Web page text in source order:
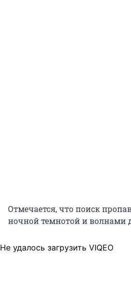
Отмечается, что поиск
ночной темнотой и волнами
Не удалось загрузить VIQEO